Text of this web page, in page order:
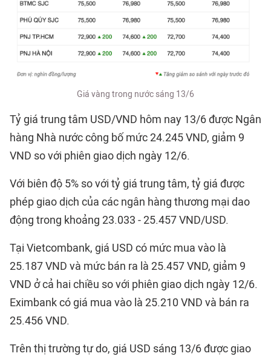
Giá vàng trong nước sáng 13/6
Tỷ giá trung tâm USD/VND hôm nay 13/6 được Ngân
hàng Nhà nước công bố mức 24.245 VND, giảm 9
VND so với phiên giao dịch ngày 12/6.
Với biên độ 5% so với tỷ giá trung tâm, tỷ giá được
phép giao dịch của các ngân hàng thương mại dao
động trong khoảng 23.033 - 25.457 VND/USD.
Tại Vietcombank, giá USD có mức mua vào là
25.187 VND và mức bán ra là 25.457 VND, giảm 9
VND ở cả hai chiều so với phiên giao dịch ngày 12/6.
Eximbank có giá mua vào là 25.210 VND và bán ra
25.456 VND.
Trên thị trường tự do, giá USD sáng 13/6 được giao